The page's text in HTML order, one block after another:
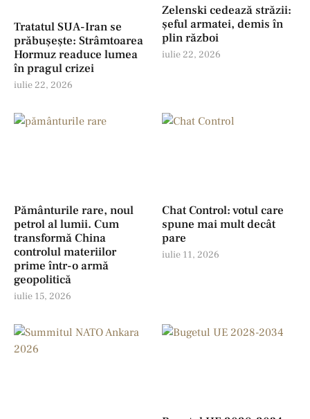
Tratatul SUA-Iran se
prăbușește: Strâmtoarea
Hormuz readuce lumea
în pragul crizei
iulie 22, 2026
Zelenski cedează străzii:
șeful armatei, demis în
plin război
iulie 22, 2026
Pământurile rare, noul
petrol al lumii. Cum
transformă China
controlul materiilor
prime într-o armă
geopolitică
iulie 15, 2026
Chat Control: votul care
spune mai mult decât
pare
iulie 11, 2026